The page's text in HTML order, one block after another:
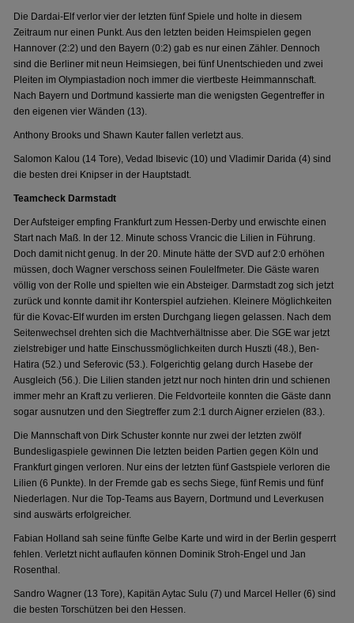
Die Dardai-Elf verlor vier der letzten fünf Spiele und holte in diesem
Zeitraum nur einen Punkt. Aus den letzten beiden Heimspielen gegen
Hannover (2:2) und den Bayern (0:2) gab es nur einen Zähler. Dennoch
sind die Berliner mit neun Heimsiegen, bei fünf Unentschieden und zwei
Pleiten im Olympiastadion noch immer die viertbeste Heimmannschaft.
Nach Bayern und Dortmund kassierte man die wenigsten Gegentreffer in
den eigenen vier Wänden (13).
Anthony Brooks und Shawn Kauter fallen verletzt aus.
Salomon Kalou (14 Tore), Vedad Ibisevic (10) und Vladimir Darida (4) sind
die besten drei Knipser in der Hauptstadt.
Teamcheck Darmstadt
Der Aufsteiger empfing Frankfurt zum Hessen-Derby und erwischte einen
Start nach Maß. In der 12. Minute schoss Vrancic die Lilien in Führung.
Doch damit nicht genug. In der 20. Minute hätte der SVD auf 2:0 erhöhen
müssen, doch Wagner verschoss seinen Foulelfmeter. Die Gäste waren
völlig von der Rolle und spielten wie ein Absteiger. Darmstadt zog sich jetzt
zurück und konnte damit ihr Konterspiel aufziehen. Kleinere Möglichkeiten
für die Kovac-Elf wurden im ersten Durchgang liegen gelassen. Nach dem
Seitenwechsel drehten sich die Machtverhältnisse aber. Die SGE war jetzt
zielstrebiger und hatte Einschussmöglichkeiten durch Huszti (48.), Ben-
Hatira (52.) und Seferovic (53.). Folgerichtig gelang durch Hasebe der
Ausgleich (56.). Die Lilien standen jetzt nur noch hinten drin und schienen
immer mehr an Kraft zu verlieren. Die Feldvorteile konnten die Gäste dann
sogar ausnutzen und den Siegtreffer zum 2:1 durch Aigner erzielen (83.).
Die Mannschaft von Dirk Schuster konnte nur zwei der letzten zwölf
Bundesligaspiele gewinnen Die letzten beiden Partien gegen Köln und
Frankfurt gingen verloren. Nur eins der letzten fünf Gastspiele verloren die
Lilien (6 Punkte). In der Fremde gab es sechs Siege, fünf Remis und fünf
Niederlagen. Nur die Top-Teams aus Bayern, Dortmund und Leverkusen
sind auswärts erfolgreicher.
Fabian Holland sah seine fünfte Gelbe Karte und wird in der Berlin gesperrt
fehlen. Verletzt nicht auflaufen können Dominik Stroh-Engel und Jan
Rosenthal.
Sandro Wagner (13 Tore), Kapitän Aytac Sulu (7) und Marcel Heller (6) sind
die besten Torschützen bei den Hessen.